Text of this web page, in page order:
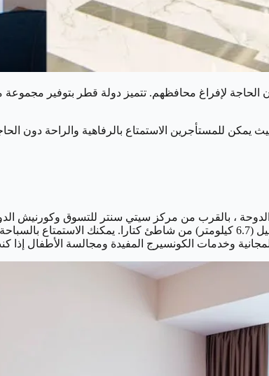
الحاجة لإفراغ محافظهم. تتميز دولة قطر بتوفير
فاخرة للإيجار في قطر، حيث يمكن للمستأجرين الاستمتاع
الفاخر على بعد حوالي 4 أميال (6.4 كيلومتر) من معرض سوق واقف للفنون و4.2 ميل (6.7